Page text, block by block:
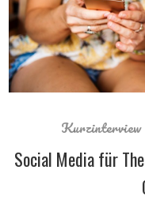
Kurzinterview
Social Media für